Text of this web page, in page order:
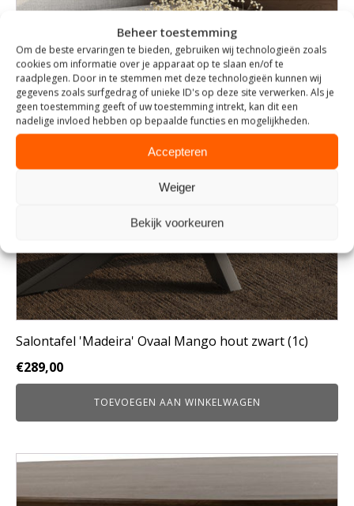
Beheer toestemming
Om de beste ervaringen te bieden, gebruiken wij technologieën zoals
cookies om informatie over je apparaat op te slaan en/of te
raadplegen. Door in te stemmen met deze technologieën kunnen wij
gegevens zoals surfgedrag of unieke ID's op deze site verwerken. Als je
geen toestemming geeft of uw toestemming intrekt, kan dit een
nadelige invloed hebben op bepaalde functies en mogelijkheden.
Accepteren
Weiger
Bekijk voorkeuren
Salontafel 'Madeira' Ovaal Mango hout zwart (1c)
€289,00
TOEVOEGEN AAN WINKELWAGEN